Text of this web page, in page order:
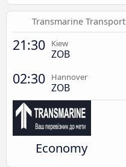
Transmarine Transport
21:30 Kiew
ZOB
02:30 Hannover
ZOB
Economy